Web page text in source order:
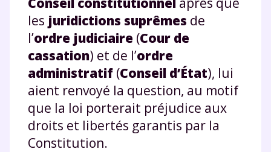
les juridictions suprêmes de
l’ordre judiciaire (Cour de
cassation) et de l’ordre
administratif (Conseil d’État), lui
aient renvoyé la question, au motif
que la loi porterait préjudice aux
droits et libertés garantis par la
Constitution.